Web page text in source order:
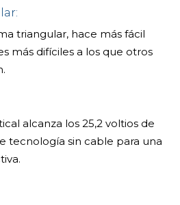
triangular, hace más fácil
más difíciles a los que otros
alcanza los 25,2 voltios de
tecnología sin cable para una